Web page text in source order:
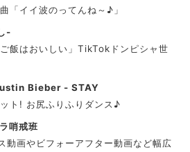
「イイ波のってんね～♪」
-
飯はおいしい」TikTokドンピシャ世
Bieber - STAY
ト! お尻ふりふりダンス♪
哨戒班
動画やビフォーアフター動画など幅広